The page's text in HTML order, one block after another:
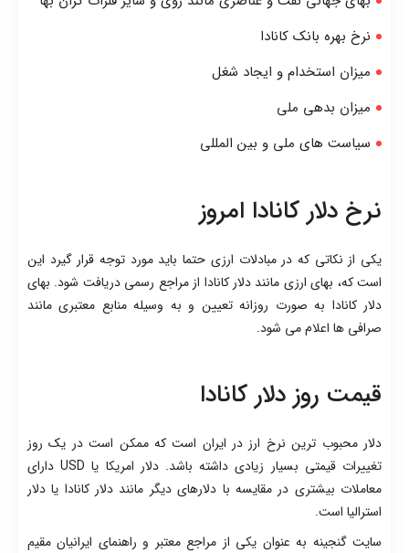
نرخ بهره بانک کانادا
میزان استخدام و ایجاد شغل
میزان بدهی ملی
سیاست های ملی و بین المللی
نرخ دلار کانادا امروز
یکی از نکاتی که در مبادلات ارزی حتما باید مورد توجه قرار گیرد این
است که، بهای ارزی مانند دلار کانادا از مراجع رسمی دریافت شود. بهای
دلار کانادا به صورت روزانه تعیین و به وسیله منابع معتبری مانند
صرافی ها اعلام می شود.
قیمت روز دلار کانادا
دلار محبوب ترین نرخ ارز در ایران است که ممکن است در یک روز
تغییرات قیمتی بسیار زیادی داشته باشد. دلار امریکا یا USD دارای
معاملات بیشتری در مقایسه با دلارهای دیگر مانند دلار کانادا یا دلار
استرالیا است.
سایت گنجینه به عنوان یکی از مراجع معتبر و راهنمای ایرانیان مقیم